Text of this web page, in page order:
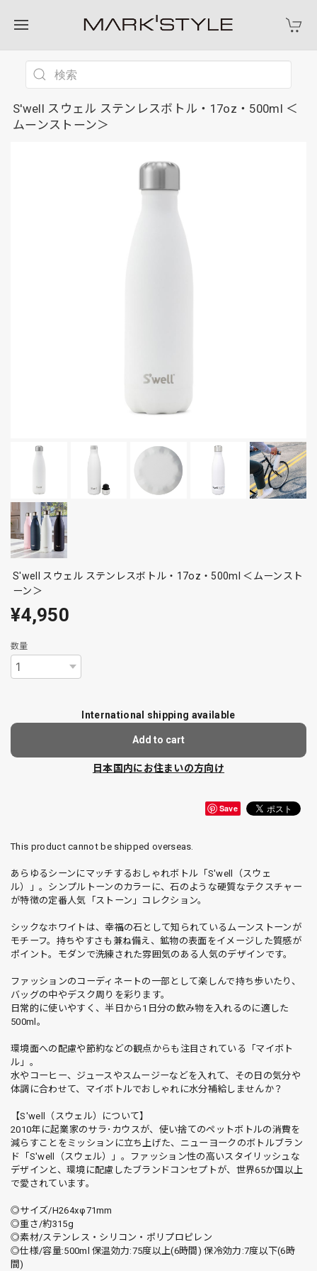
S'well スウェル ステンレスボトル・17oz・500ml ＜
ムーンストーン＞
S'well スウェル ステンレスボトル・17oz・500ml ＜ムーンスト
ーン＞
¥4,950
数量
International shipping available
Add to cart
日本国内にお住まいの方向け
Save
This product cannot be shipped overseas.
あらゆるシーンにマッチするおしゃれボトル「S'well（スウェ
ル）」。シンプルトーンのカラーに、石のような硬質なテクスチャー
が特徴の定番人気「ストーン」コレクション。
シックなホワイトは、幸福の石として知られているムーンストーンが
モチーフ。持ちやすさも兼ね備え、鉱物の表面をイメージした質感が
ポイント。モダンで洗練された雰囲気のある人気のデザインです。
ファッションのコーディネートの一部として楽しんで持ち歩いたり、
バッグの中やデスク周りを彩ります。
日常的に使いやすく、半日から1日分の飲み物を入れるのに適した
500ml。
環境面への配慮や節約などの観点からも注目されている「マイボト
ル」。
水やコーヒー、ジュースやスムージーなどを入れて、その日の気分や
体調に合わせて、マイボトルでおしゃれに水分補給しませんか？
【S'well（スウェル）について】
2010年に起業家のサラ･カウスが、使い捨てのペットボトルの消費を
減らすことをミッションに立ち上げた、ニューヨークのボトルブラン
ド「S'well（スウェル）」。ファッション性の高いスタイリッシュな
デザインと、環境に配慮したブランドコンセプトが、世界65か国以上
で愛されています。
◎サイズ/H264xφ71mm
◎重さ/約315g
◎素材/ステンレス・シリコン・ポリプロピレン
◎仕様/容量:500ml 保温効力:75度以上(6時間) 保冷効力:7度以下(6時
間)